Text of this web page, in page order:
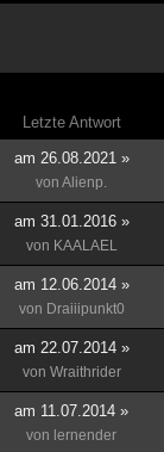
Letzte Antwort
am 26.08.2021 »
von Alienp.
am 31.01.2016 »
von KAALAEL
am 12.06.2014 »
von Draiiipunkt0
am 22.07.2014 »
von Wraithrider
am 11.07.2014 »
von lernender